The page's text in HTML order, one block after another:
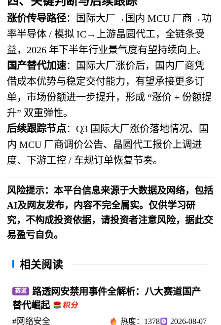
涨价传导路径：国际大厂→国内 MCU 厂商→功
率半导体 / 模拟 IC→上游晶圆代工，全链条受
益，2026 年下半年行业景气度有望持续向上。
国产替代加速：国际大厂涨价后，国内厂商凭
借成本优势与稳定交付能力，有望承接更多订
单，市场份额进一步提升，形成 “涨价 + 份额提
升” 双重弹性。
后续跟踪节点：Q3 国际大厂涨价落地情况、国
内 MCU 厂商调价公告、晶圆代工报价上调进
度、下游工控 / 车规订单恢复节奏。
风险提示：本平台信息来源于大数据及网络，包括
AI及网友发布，内容不完全属实。仅供学习研
究，不构成投资依据，请投资者注意风险，据此交
易盈亏自负。
相关阅读
赛道
路透网安禁用事件全解析：八大赛道国产
替代崛起
#网络安全 热度：1378 2026-08-07